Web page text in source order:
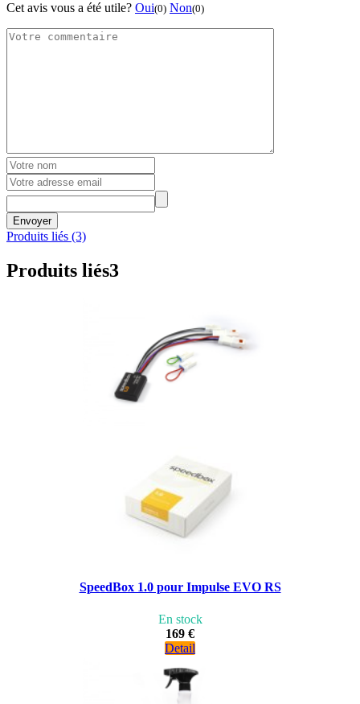
Cet avis vous a été utile? Oui(0) Non(0)
Envoyer
Produits liés (3)
Produits liés3
SpeedBox 1.0 pour Impulse EVO RS
En stock
169 €
Detail